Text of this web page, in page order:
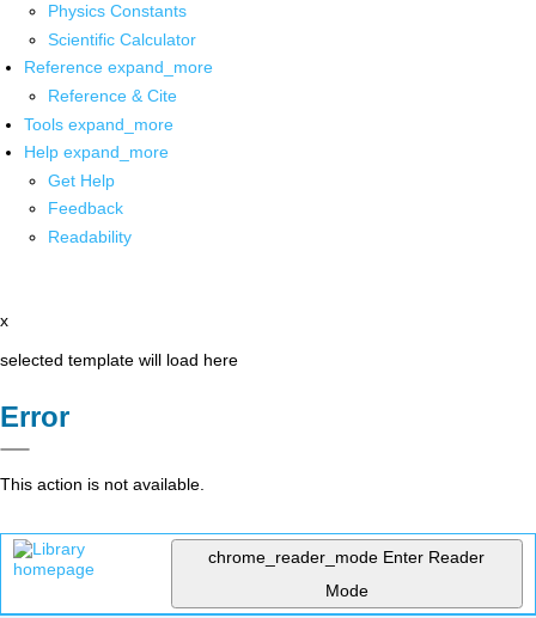
Physics Constants
Scientific Calculator
Reference expand_more
Reference & Cite
Tools expand_more
Help expand_more
Get Help
Feedback
Readability
x
selected template will load here
Error
This action is not available.
chrome_reader_mode Enter Reader
Mode